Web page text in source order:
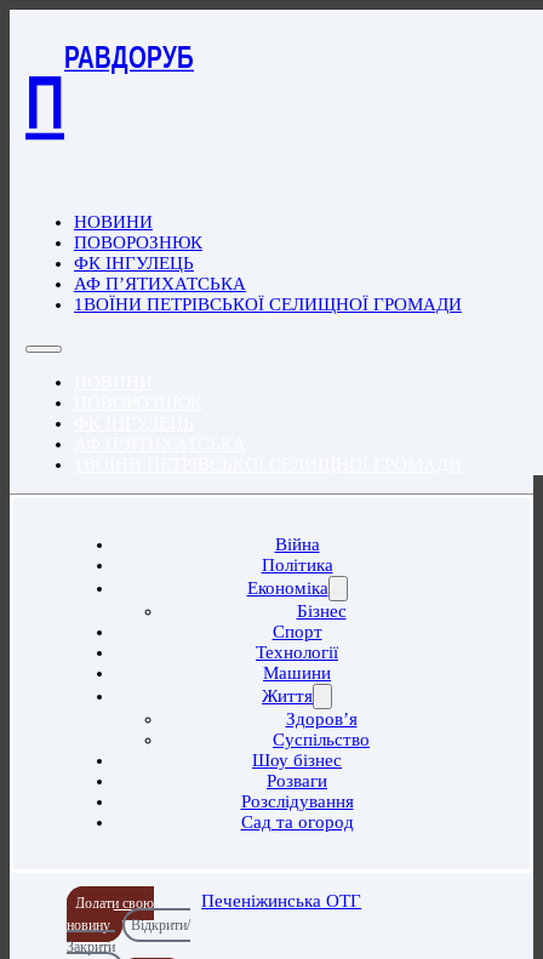
П
РАВДОРУБ
НОВИНИ
ПОВОРОЗНЮК
ФК ІНГУЛЕЦЬ
АФ П’ЯТИХАТСЬКА
1ВОЇНИ ПЕТРІВСЬКОЇ СЕЛИЩНОЇ ГРОМАДИ
Війна
Політика
Економіка
Бізнес
Спорт
Технології
Машини
Життя
Здоров’я
Суспільство
Шоу бізнес
Розваги
Розслідування
Сад та огород
Додати свою
новину
Відкрити/
Закрити
Печеніжинська ОТГ